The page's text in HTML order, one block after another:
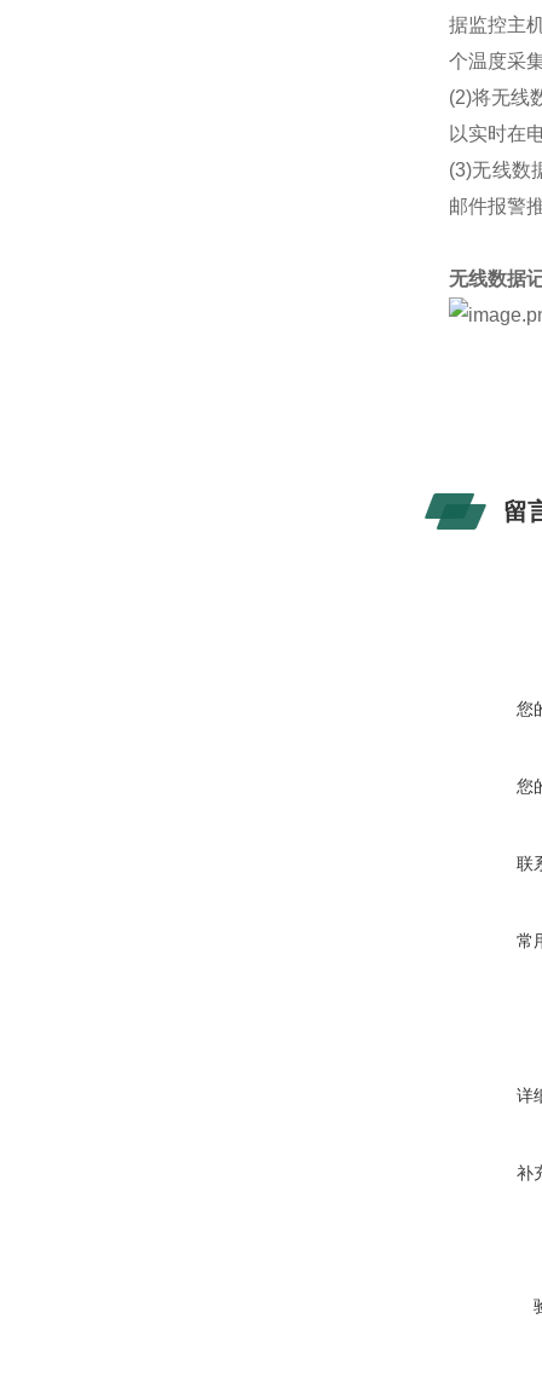
据监控主
个温度采
(2)将无线
以实时在
(3)无线数
邮件报警
无线数据
留
您
您
联
常
详
补